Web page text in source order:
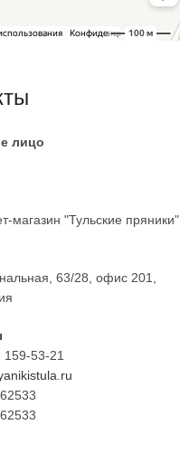
лицо
магазин "Тульские пряники"
63/28, офис 201,
159-53-21